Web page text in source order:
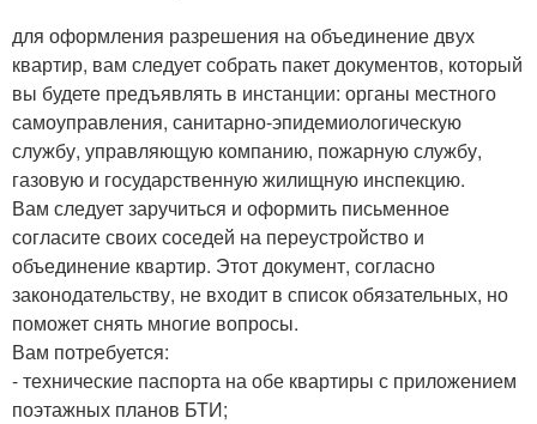
для оформления разрешения на объединение двух
квартир, вам следует собрать пакет документов, который
вы будете предъявлять в инстанции: органы местного
самоуправления, санитарно-эпидемиологическую
службу, управляющую компанию, пожарную службу,
газовую и государственную жилищную инспекцию.
Вам следует заручиться и оформить письменное
согласите своих соседей на переустройство и
объединение квартир. Этот документ, согласно
законодательству, не входит в список обязательных, но
поможет снять многие вопросы.
Вам потребуется:
- технические паспорта на обе квартиры с приложением
поэтажных планов БТИ;